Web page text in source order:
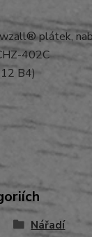
plátek,
402C
B4)
Nářadí